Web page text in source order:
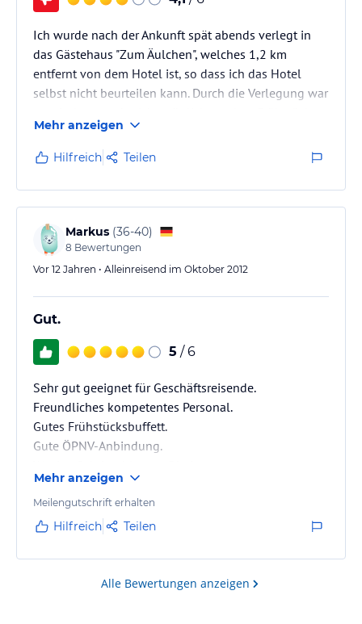
Ich wurde nach der Ankunft spät abends verlegt in
das Gästehaus "Zum Äulchen", welches 1,2 km
entfernt von dem Hotel ist, so dass ich das Hotel
selbst nicht beurteilen kann. Durch die Verlegung war
teilzunehmen. Man bot mir zwar an, dass ich morgens
mit dem Taxi kommen könnte, das war mir aber
aufgrund der Zeitknappheit nicht möglich. Ich könne
ja den Taxifahrer, der mich gleich abholen würde,
fragen, wo ich denn frühstücken könne.... Ich war
sehr verärgert über…
Mehr anzeigen
Hilfreich Teilen
Markus (36-40)
8 Bewertungen
Vor 12 Jahren • Alleinreisend im Oktober 2012
Gut.
5 / 6
Sehr gut geeignet für Geschäftsreisende.
Freundliches kompetentes Personal.
Gutes Frühstücksbuffett.
Gute ÖPNV-Anbindung.
Mehr anzeigen
Meilengutschrift erhalten
Hilfreich Teilen
Alle Bewertungen anzeigen